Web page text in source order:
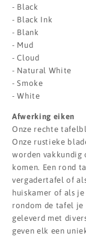
- Black
- Black Ink
- Blank
- Mud
- Cloud
- Natural White
- Smoke
- White
Afwerking eiken
Onze rechte
Onze rustieke
worden vakkundig
komen. Een rond
vergadertafel of
huiskamer of als
rondom de tafel je
geleverd met
geven elk een